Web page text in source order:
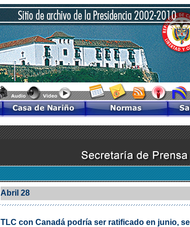
Abril 28
TLC con Canadá podría ser ratificado en junio,